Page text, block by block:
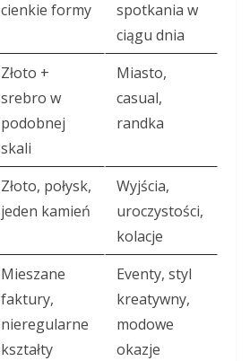
cienkie formy
spotkania w
ciągu dnia
Złoto +
srebro w
podobnej
skali
Miasto,
casual,
randka
Złoto, połysk,
jeden kamień
Wyjścia,
uroczystości,
kolacje
Mieszane
faktury,
nieregularne
kształty
Eventy, styl
kreatywny,
modowe
okazje